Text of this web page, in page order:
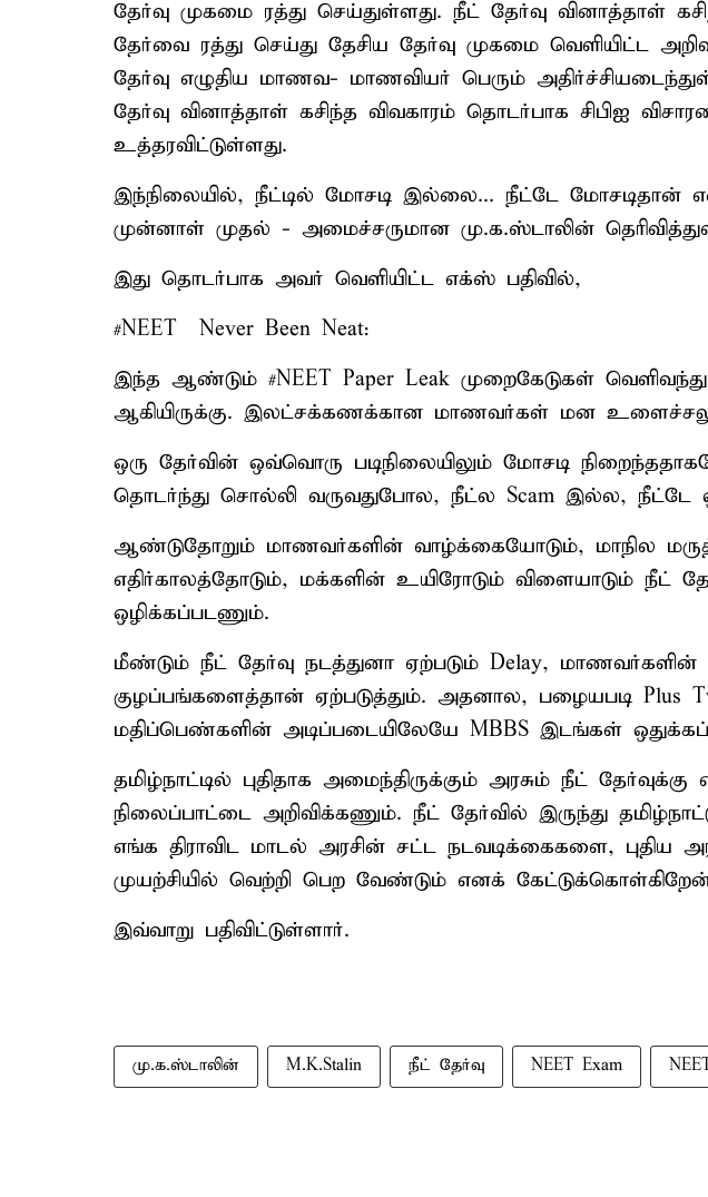
தேர்வு முகமை ரத்து செய்துள்ளது. நீட் தேர்வு வினாத்தாள்
தேர்வை ரத்து செய்து தேசிய தேர்வு முகமை வெளியிட்ட
தேர்வு எழுதிய மாணவ- மாணவியர் பெரும்
தேர்வு வினாத்தாள் கசிந்த விவகாரம் தொடர்பாக சிபிஐ
உத்தரவிட்டுள்ளது.
இந்நிலையில், நீட்டில் மோசடி இல்லை... நீட்டே மோசடிதான்
முன்னாள் முதல் - அமைச்சருமான மு.க.ஸ்டாலின்
இது தொடர்பாக அவர் வெளியிட்ட எக்ஸ் பதிவில்,
#NEET – Never Been Neat:
இந்த ஆண்டும் #NEET Paper Leak முறைகேடுகள் வெளிவந்து,
ஆகியிருக்கு. இலட்சக்கணக்கான மாணவர்கள் மன
ஒரு தேர்வின் ஒவ்வொரு படிநிலையிலும் மோசடி
தொடர்ந்து சொல்லி வருவதுபோல, நீட்ல Scam இல்ல, நீட்டே
ஆண்டுதோறும் மாணவர்களின் வாழ்க்கையோடும், மாநில
எதிர்காலத்தோடும், மக்களின் உயிரோடும் விளையாடும் நீட்
ஒழிக்கப்படணும்.
மீண்டும் நீட் தேர்வு நடத்துனா ஏற்படும் Delay,
குழப்பங்களைத்தான் ஏற்படுத்தும். அதனால, பழையபடி Plus
மதிப்பெண்களின் அடிப்படையிலேயே MBBS இடங்கள்
தமிழ்நாட்டில் புதிதாக அமைந்திருக்கும் அரசும் நீட்
நிலைப்பாட்டை அறிவிக்கணும். நீட் தேர்வில் இருந்து
எங்க திராவிட மாடல் அரசின் சட்ட நடவடிக்கைகளை, புதிய
முயற்சியில் வெற்றி பெற வேண்டும் எனக்
இவ்வாறு பதிவிட்டுள்ளார்.
மு.க.ஸ்டாலின் M.K.Stalin நீட் தேர்வு NEET Exam